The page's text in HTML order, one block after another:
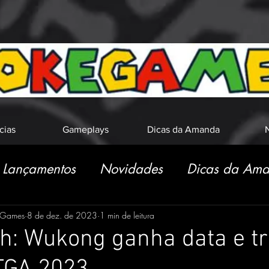
Gameplays Dicas da Amanda
Lançamentos Novidades Dicas da
Wukong ganha data e
8 de dez. de 2023 1 min de leitura